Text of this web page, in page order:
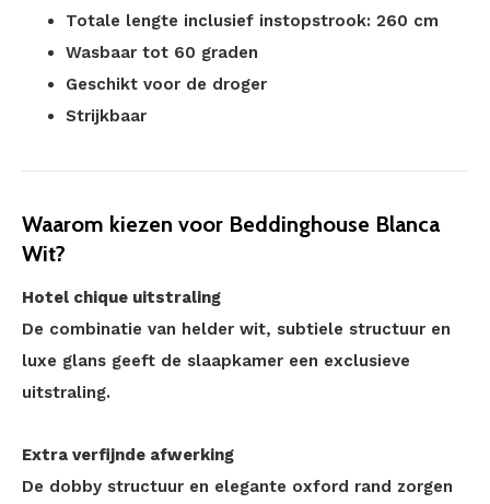
Totale lengte inclusief instopstrook: 260 cm
Wasbaar tot 60 graden
Geschikt voor de droger
Strijkbaar
Waarom kiezen voor Beddinghouse Blanca
Wit?
Hotel chique uitstraling
De combinatie van helder wit, subtiele structuur en
luxe glans geeft de slaapkamer een exclusieve
uitstraling.
Extra verfijnde afwerking
De dobby structuur en elegante oxford rand zorgen